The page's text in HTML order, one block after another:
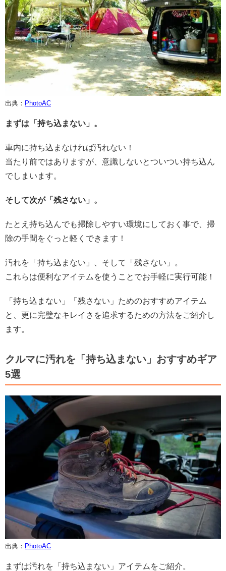
出典： PhotoAC
まずは「持ち込まない」。
車内に持ち込まなければ汚れない！
当たり前ではありますが、意識しないとついつい持ち込ん
でしまいます。
そして次が「残さない」。
たとえ持ち込んでも掃除しやすい環境にしておく事で、掃
除の手間をぐっと軽くできます！
汚れを「持ち込まない」、そして「残さない」。
これらは便利なアイテムを使うことでお手軽に実行可能！
「持ち込まない」「残さない」ためのおすすめアイテム
と、更に完璧なキレイさを追求するための方法をご紹介し
ます。
クルマに汚れを「持ち込まない」おすすめギア
5選
出典： PhotoAC
まずは汚れを「持ち込まない」アイテムをご紹介。